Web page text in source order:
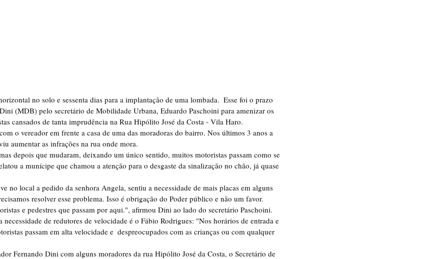
no solo e sessenta dias para a implantação de uma lombada.  Esse foi o prazo
(MDB) pelo secretário de Mobilidade Urbana, Eduardo Paschoini para amenizar os
cansados de tanta imprudência na Rua Hipólito José da Costa - Vila Haro.
o vereador em frente a casa de uma das moradoras do bairro. Nos últimos 3 anos a
aumentar as infrações na rua onde mora.
depois que mudaram, deixando um único sentido, muitos motoristas passam como se
a munícipe que chamou a atenção para o desgaste da sinalização no chão, já quase
no local a pedido da senhora Angela, sentiu a necessidade de mais placas em alguns
resolver esse problema. Isso é obrigação do Poder público e não um favor.
e pedestres que passam por aqui.", afirmou Dini ao lado do secretário Paschoini.
necessidade de redutores de velocidade é o Fábio Rodrigues: "Nos horários de entrada e
passam em alta velocidade e  despreocupados com as crianças ou com qualquer
Fernando Dini com alguns moradores da rua Hipólito José da Costa, o Secretário de